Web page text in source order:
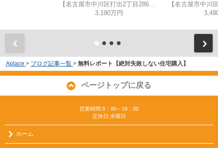
3,190万円
Aplace > ブログ記事一覧 > 無料レポート【絶対失敗しない住宅購入】
ページトップに戻る
営業時間:9：00～19：00
定休日:水曜日
ホーム